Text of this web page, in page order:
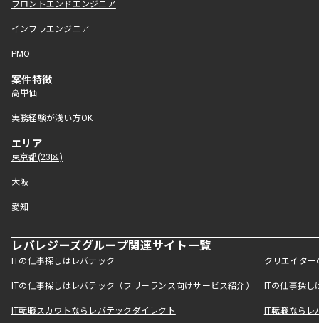
フロントエンドエンジニア
インフラエンジニア
PMO
案件特徴
高単価
実務経験が浅い方OK
エリア
東京都(23区)
大阪
愛知
レバレジーズグループ関連サイト一覧
ITの仕事探しはレバテック クリエイタ
ITの仕事探しはレバテック（フリーランス向けサービス紹介） ITの仕事探
IT転職スカウトならレバテックダイレクト IT転職なら